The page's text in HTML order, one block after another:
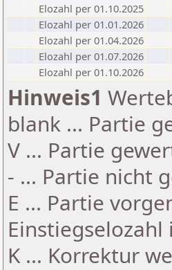
Elozahl per 01.10.2025
Elozahl per 01.01.2026
Elozahl per 01.04.2026
Elozahl per 01.07.2026
Elozahl per 01.10.2026
Hinweis1
blank ... Partie
V ... Partie
- ... Partie nicht
E ... Partie
K ... Korrektur